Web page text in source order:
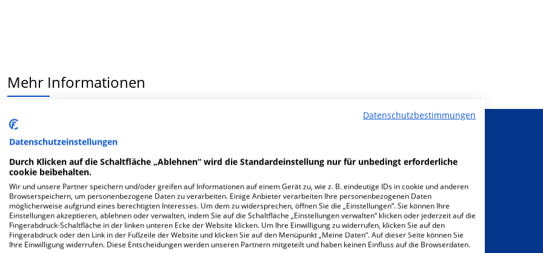
Mehr Informationen
Berücksichtigung von
besonderem
Ernährungsbedarf
Datenschutzbestimmungen
Datenschutzeinstellungen
Durch Klicken auf die Schaltfläche „Ablehnen“ wird die Standardeinstellung nur für unbedingt erforderliche
cookie beibehalten.
Wir und unsere Partner speichern und/oder greifen auf Informationen auf einem Gerät zu, wie z. B. eindeutige IDs in cookie und anderen
Browserspeichern, um personenbezogene Daten zu verarbeiten. Einige Anbieter verarbeiten Ihre personenbezogenen Daten
möglicherweise aufgrund eines berechtigten Interesses. Um dem zu widersprechen, öffnen Sie die „Einstellungen“. Sie können Ihre
Einstellungen akzeptieren, ablehnen oder verwalten, indem Sie auf die Schaltfläche „Einstellungen verwalten“ klicken oder jederzeit auf die
Fingerabdruck-Schaltfläche in der linken unteren Ecke der Website klicken. Um Ihre Einwilligung zu widerrufen, klicken Sie auf den
Fingerabdruck oder den Link in der Fußzeile der Website und klicken Sie auf den Menüpunkt „Meine Daten“. Auf dieser Seite können Sie
Ihre Einwilligung widerrufen. Diese Entscheidungen werden unseren Partnern mitgeteilt und haben keinen Einfluss auf die Browserdaten.